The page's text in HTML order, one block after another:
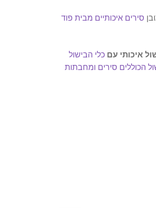
סירים איכותיים מבית פוד
איכותי עםכלי הבישול
הכוללים סירים ומחבתות